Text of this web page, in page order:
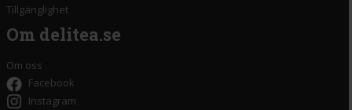
Tillgänglighet
Om delitea.se
Om oss
Facebook
Instagram